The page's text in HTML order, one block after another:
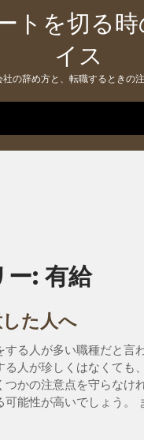
トを切る
イス
の辞め方と、転職するときの
ー:有給
た人へ
する人が多い職種だと言
る人が珍しくはなくても
つかの注意点を守らなけ
可能性が高いでしょう。